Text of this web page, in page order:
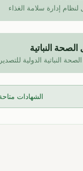
لنظام إدارة سلامة الغذاء
الصحة النباتية
النباتية الدولية للتصدير
الشهادات